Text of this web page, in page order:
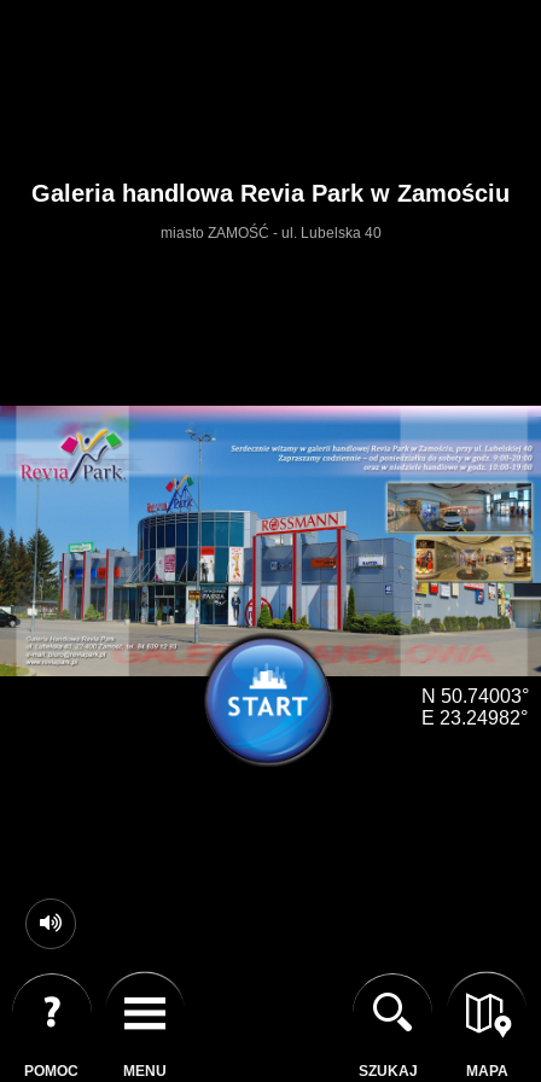
Mapa serwisu
N 50.74003°
E 23.24982°
Galeria handlowa Revia Park w Zamościu
miasto ZAMOŚĆ - ul. Lubelska 40
MENU MAPA
POMOC SZUKAJ